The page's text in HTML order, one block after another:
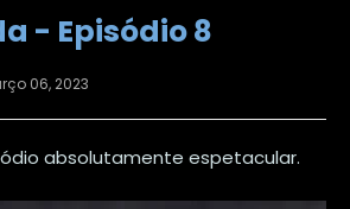
- Episódio 8
06, 2023
absolutamente espetacular.